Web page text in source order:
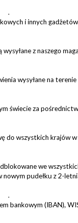
.
i innych
z naszego
wysyłane na
świecie za
do wszystkich krajów
we
pudełku z 2-
.
bankowym (IBAN),